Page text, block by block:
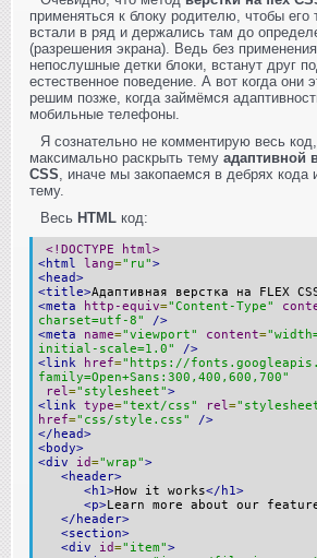
применяться к блоку родителю, чтобы его
встали в ряд и держались там до
(разрешения экрана). Ведь без применения
непослушные детки блоки, встанут друг
естественное поведение. А вот когда они
решим позже, когда займёмся
мобильные телефоны.
Я сознательно не комментирую весь
максимально раскрыть тему адаптивной
CSS, иначе мы закопаемся в дебрях кода
тему.
Весь HTML код:
<!DOCTYPE html>
<html
lang="ru">
<head>
<title>Адаптивная верстка на FLEX
<meta
http-equiv="Content-Type"
charset=utf-8"
/>
<meta
name="viewport" content=
initial-scale=1.0"
/>
<link
href="https://
family=Open+Sans:300,400,600,700"
rel="stylesheet">
<link type="text/css" rel=
href="css/style.css"
/>
</head>
<body>
<div
id="wrap">
<header>
<h1>How it works</h1>
<p>Learn more about our
</header>
<section>
<div
id="item">